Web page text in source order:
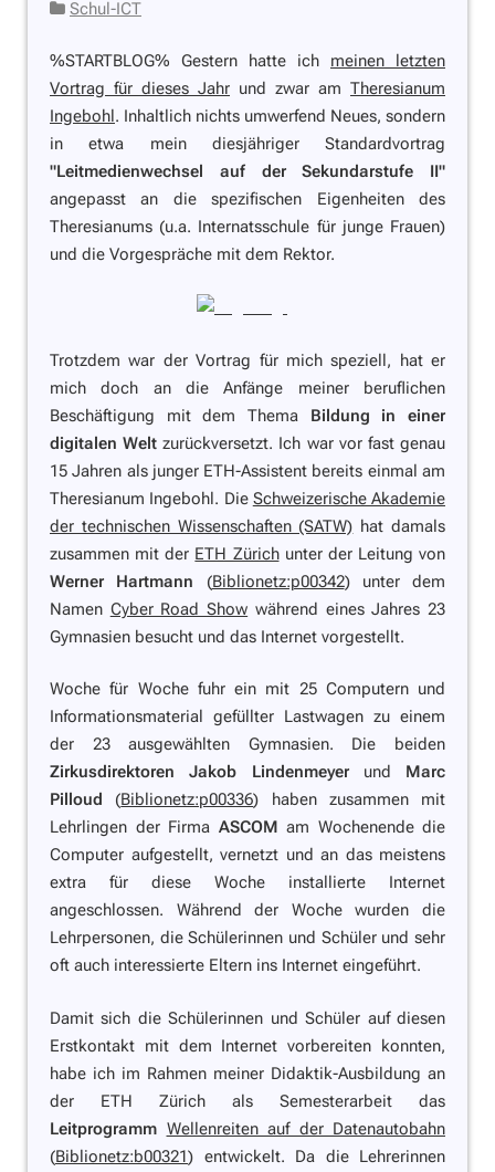
Schul-ICT
%STARTBLOG% Gestern hatte ich meinen letzten
Vortrag für dieses Jahr und zwar am Theresianum
Ingebohl. Inhaltlich nichts umwerfend Neues, sondern
in etwa mein diesjähriger Standardvortrag
"Leitmedienwechsel auf der Sekundarstufe II"
angepasst an die spezifischen Eigenheiten des
Theresianums (u.a. Internatsschule für junge Frauen)
und die Vorgespräche mit dem Rektor.
Trotzdem war der Vortrag für mich speziell, hat er
mich doch an die Anfänge meiner beruflichen
Beschäftigung mit dem Thema Bildung in einer
digitalen Welt zurückversetzt. Ich war vor fast genau
15 Jahren als junger ETH-Assistent bereits einmal am
Theresianum Ingebohl. Die Schweizerische Akademie
der technischen Wissenschaften (SATW) hat damals
zusammen mit der ETH Zürichunter der Leitung von
Werner Hartmann (Biblionetz:p00342) unter dem
Namen Cyber Road Show während eines Jahres 23
Gymnasien besucht und das Internet vorgestellt.
Woche für Woche fuhr ein mit 25 Computern und
Informationsmaterial gefüllter Lastwagen zu einem
der 23 ausgewählten Gymnasien. Die beiden
Zirkusdirektoren
Jakob Lindenmeyerund Marc
Pilloud
(Biblionetz:p00336) haben zusammen mit
Lehrlingen der Firma ASCOM am Wochenende die
Computer aufgestellt, vernetzt und an das meistens
extra für diese Woche installierte Internet
angeschlossen. Während der Woche wurden die
Lehrpersonen, die Schülerinnen und Schüler und sehr
oft auch interessierte Eltern ins Internet eingeführt.
Damit sich die Schülerinnen und Schüler auf diesen
Erstkontakt mit dem Internet vorbereiten konnten,
habe ich im Rahmen meiner Didaktik-Ausbildung an
der ETH Zürich als Semesterarbeit das
Leitprogramm Wellenreiten auf der Datenautobahn
(Biblionetz:b00321) entwickelt. Da die Lehrerinnen